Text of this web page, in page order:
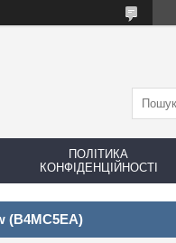
ПОЛІТИКА
КОНФІДЕНЦІЙНОСТІ
(B4MC5EA)